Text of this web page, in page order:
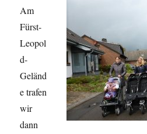
Am
Fürst-
Leopol
d-
Geländ
e trafen
wir
dann